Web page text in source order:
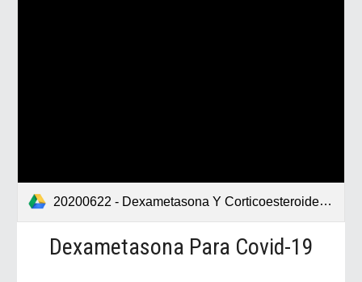
20200622 - Dexametasona Y Corticoesteroides Para Covid-19.pdf
Dexametasona Para Covid-19